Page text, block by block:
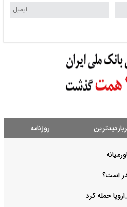
روزنامه
است؟
حمله کرد